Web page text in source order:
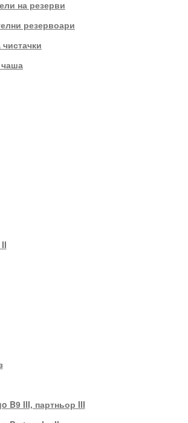
на резерви
резервоари
B9 III, партньор III